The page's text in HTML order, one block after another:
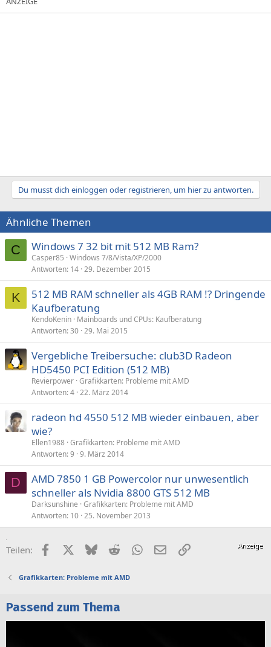
Du musst dich einloggen oder registrieren, um hier zu antworten.
Ähnliche Themen
C Windows 7 32 bit mit 512 MB Ram?
Casper85 Windows 7/8/Vista/XP/2000
Antworten 14 29. Dezember 2015
K
512 MB RAM schneller als 4GB RAM !? Dringende
Kaufberatung
KendoKenin Mainboards und CPUs: Kaufberatung
Antworten 30 29. Mai 2015
Vergebliche Treibersuche: club3D Radeon
HD5450 PCI Edition (512 MB)
Revierpower Grafikkarten: Probleme mit AMD
Antworten 4 22. März 2014
radeon hd 4550 512 MB wieder einbauen, aber
wie?
Ellen1988 Grafikkarten: Probleme mit AMD
Antworten 9 9. März 2014
D
AMD 7850 1 GB Powercolor nur unwesentlich
schneller als Nvidia 8800 GTS 512 MB
Darksunshine Grafikkarten: Probleme mit AMD
Antworten 10 25. November 2013
Teilen: FacebookX (Twitter)
BlueskyRedditWhatsApp
E-MailLink
Grafikkarten: Probleme mit AMD
Passend zum Thema